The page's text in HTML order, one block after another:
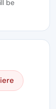
be